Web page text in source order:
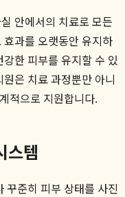
안에서의 치료로 모든
과를 오랫동안 유지하
한 피부를 유지할 수 있
은 치료 과정뿐만 아니
적으로 지원합니다.
스템
꾸준히 피부 상태를 사진